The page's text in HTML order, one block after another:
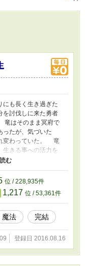
も長く生き過ぎた
を討伐しに来た勇者
はそのまま冥府で
ったが、気づいた
変わっていた。 竜
生きる事への活力を
て生きてゆくことを
して生を受けた竜
隠して生きてきた
薔薇の妖精との出
されて魔法学院へ
ったその人間は、
美しく強い学友達
や吸血鬼の女王、
て生きる事の喜びと
様をもちまして2015
位 / 228,935件
1,217 位 / 53,361件
魔法 完結
登録日 2016.08.16